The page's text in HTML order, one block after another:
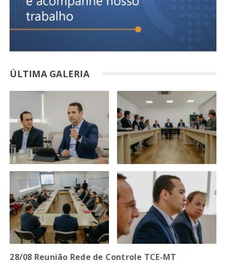
ÚLTIMA GALERIA
28/08 Reunião Rede de Controle TCE-MT